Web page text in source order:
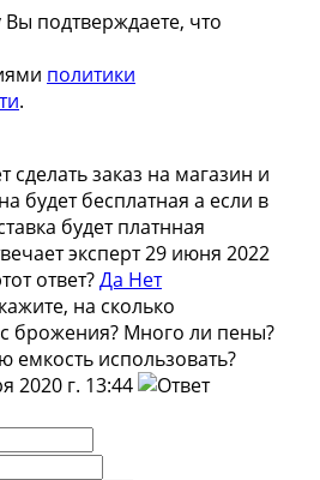
подтверждаете, что
политики
.
сделать заказ на магазин и
будет бесплатная а если в
будет платнная
эксперт29 июня 2022
ответ?Да Нет
на сколько
брожения? Много ли пены?
использовать?
2020 г. 13:44